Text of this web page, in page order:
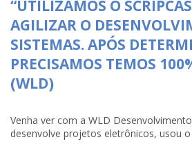
“UTILIZAMOS O
AGILIZAR O
SISTEMAS. APÓS
PRECISAMOS TEMOS
(WLD)
Venha ver com a WLD
desenvolve projetos eletrônicos, usou o